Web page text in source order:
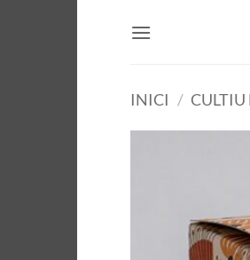
INICI / CULTIU